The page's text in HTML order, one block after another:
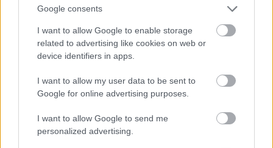
Google consents
I want to allow Google to enable storage
related to advertising like cookies on web or
device identifiers in apps.
I want to allow my user data to be sent to
Google for online advertising purposes.
I want to allow Google to send me
personalized advertising.
trópusi gyümölcsöket és borokat, fűszereket és
finoman megmunkált ékszereket. E kereskedelemre
bőséges bizonyítékok vannak Skandináviában és
mindenütt a viking világban (még Angliában is
fedeztek fel bizánci textíliákat). A birodalom más
lehetőségeket is kínált azoknak a harcosoknak, akik
az orosz folyókon vezető úton odáig hajóztak,
eveztek, illetve cipelték a hajókat. A bizánci
hadseregnek állandó utánpótlásra volt szüksége, a
bizánciak korán felismerték, hogy a vikingek jó
harcosok és a 10. század végére a császár személyi